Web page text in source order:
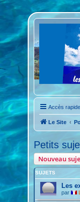
Accès rapide
Le Site
Petits
Nouveau
SUJETS
Les
par